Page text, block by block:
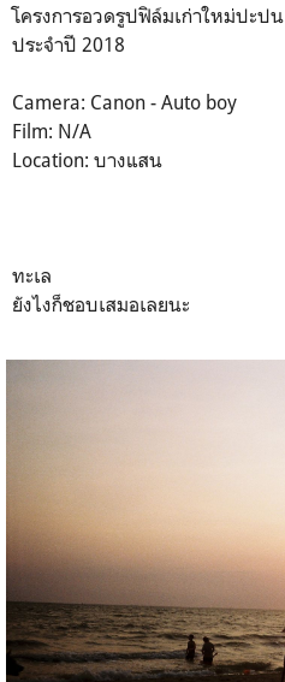
โครงการอวดรูปฟิล์มเก่าใหม่ปะปน
ประจำปี 2018
Camera: Canon - Auto boy
Film: N/A
Location: บางแสน
ทะเล
ยังไงก็ชอบเสมอเลยนะ